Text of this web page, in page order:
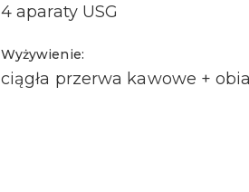
4 aparaty USG
Wyżywienie:
ciągła przerwa kawowe +